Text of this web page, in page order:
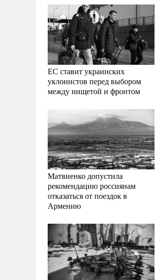
ЕС ставит украинских
уклонистов перед выбором
между нищетой и фронтом
Матвиенко допустила
рекомендацию россиянам
отказаться от поездок в
Армению